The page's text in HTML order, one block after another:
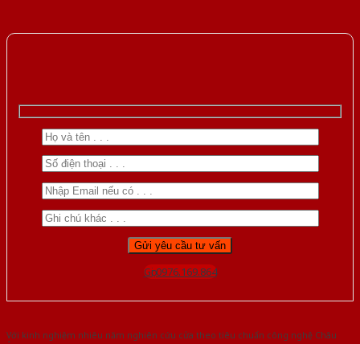
Gọi 0976.169.864
Với kinh nghiệm nhiêu năm nghiên cứu cửa theo tiêu chuẩn công nghệ Châu